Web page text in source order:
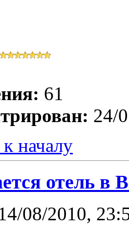
61
24/
началу
отель в
08/2010,